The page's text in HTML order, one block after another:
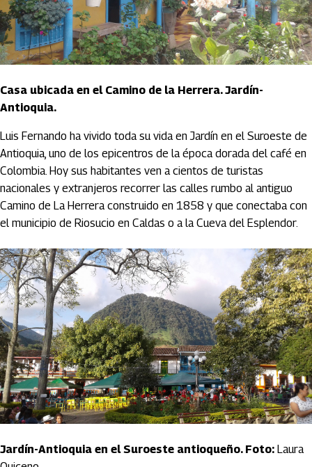
Casa ubicada en el Camino de la Herrera. Jardín-
Antioquia.
Luis Fernando ha vivido toda su vida en Jardín en el Suroeste de
Antioquia, uno de los epicentros de la época dorada del café en
Colombia. Hoy sus habitantes ven a cientos de turistas
nacionales y extranjeros recorrer las calles rumbo al antiguo
Camino de La Herrera construido en 1858 y que conectaba con
el municipio de Riosucio en Caldas o a la Cueva del Esplendor.
Jardín-Antioquia en el Suroeste antioqueño. Foto: Laura